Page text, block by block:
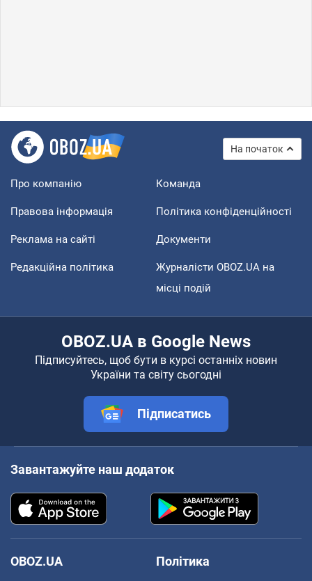
На початок
Про компанію Команда
Правова інформація Політика конфіденційності
Реклама на сайті Документи
Редакційна політика
Журналісти OBOZ.UA на
місці подій
OBOZ.UA в Google News
Підписуйтесь, щоб бути в курсі останніх новин
України та світу сьогодні
Підписатись
Завантажуйте наш додаток
OBOZ.UA
Політика